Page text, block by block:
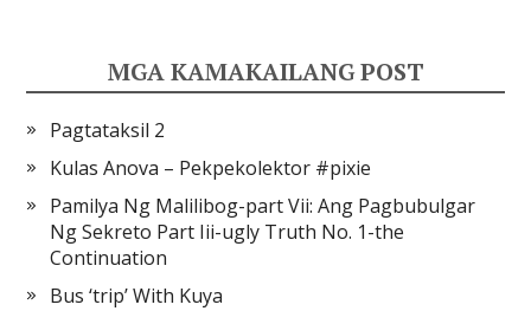
MGA KAMAKAILANG POST
Pagtataksil 2
Kulas Anova – Pekpekolektor #pixie
Pamilya Ng Malilibog-part Vii: Ang Pagbubulgar
Ng Sekreto Part Iii-ugly Truth No. 1-the
Continuation
Bus ‘trip’ With Kuya